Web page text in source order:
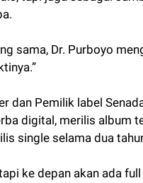
sama, Dr. Purboyo
dan Pemilik label
digital, merilis album
single selama dua
ke depan akan ada